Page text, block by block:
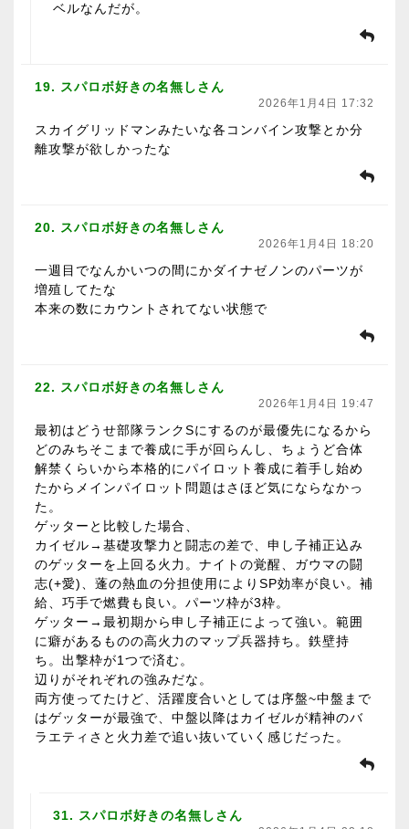
ベルなんだが。
19. スパロボ好きの名無しさん
2026年1月4日 17:32
スカイグリッドマンみたいな各コンバイン攻撃とか分
離攻撃が欲しかったな
20. スパロボ好きの名無しさん
2026年1月4日 18:20
一週目でなんかいつの間にかダイナゼノンのパーツが
増殖してたな
本来の数にカウントされてない状態で
22. スパロボ好きの名無しさん
2026年1月4日 19:47
最初はどうせ部隊ランクSにするのが最優先になるから
どのみちそこまで養成に手が回らんし、ちょうど合体
解禁くらいから本格的にパイロット養成に着手し始め
たからメインパイロット問題はさほど気にならなかっ
た。
ゲッターと比較した場合、
カイゼル→基礎攻撃力と闘志の差で、申し子補正込み
のゲッターを上回る火力。ナイトの覚醒、ガウマの闘
志(+愛)、蓬の熱血の分担使用によりSP効率が良い。補
給、巧手で燃費も良い。パーツ枠が3枠。
ゲッター→最初期から申し子補正によって強い。範囲
に癖があるものの高火力のマップ兵器持ち。鉄壁持
ち。出撃枠が1つで済む。
辺りがそれぞれの強みだな。
両方使ってたけど、活躍度合いとしては序盤~中盤まで
はゲッターが最強で、中盤以降はカイゼルが精神のバ
ラエティさと火力差で追い抜いていく感じだった。
31. スパロボ好きの名無しさん